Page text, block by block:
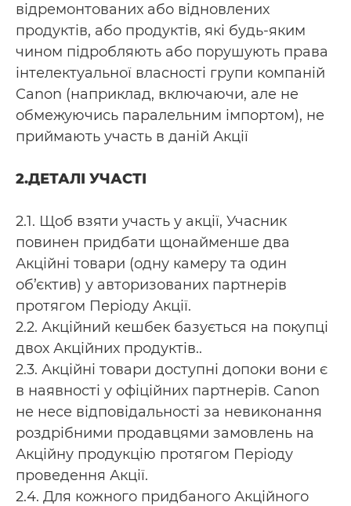
відремонтованих або відновлених
продуктів, або продуктів, які будь-яким
чином підробляють або порушують права
інтелектуальної власності групи компаній
Canon (наприклад, включаючи, але не
обмежуючись паралельним імпортом), не
приймають участь в даній Акції
2.ДЕТАЛІ УЧАСТІ
2.1. Щоб взяти участь у акції, Учасник
повинен придбати щонайменше два
Акційні товари (одну камеру та один
об’єктив) у авторизованих партнерів
протягом Періоду Акції.
2.2. Акційний кешбек базується на покупці
двох Акційних продуктів..
2.3. Акційні товари доступні допоки вони є
в наявності у офіційних партнерів. Canon
не несе відповідальності за невиконання
роздрібними продавцями замовлень на
Акційну продукцію протягом Періоду
проведення Акції.
2.4. Для кожного придбаного Акційного